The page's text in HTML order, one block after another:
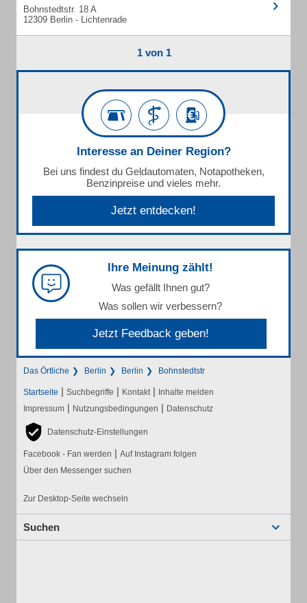
Bohnstedtstr. 18 A
12309 Berlin - Lichtenrade
1 von 1
Interesse an Deiner Region?
Bei uns findest du Geldautomaten, Notapotheken,
Benzinpreise und vieles mehr.
Jetzt entdecken!
Ihre Meinung zählt!
Was gefällt Ihnen gut?
Was sollen wir verbessern?
Jetzt Feedback geben!
Das Örtliche Berlin Berlin Bohnstedtstr
Startseite | Suchbegriffe | Kontakt | Inhalte melden
Impressum | Nutzungsbedingungen | Datenschutz
Datenschutz-Einstellungen
Facebook - Fan werden | Auf Instagram folgen
Über den Messenger suchen
Zur Desktop-Seite wechseln
Suchen